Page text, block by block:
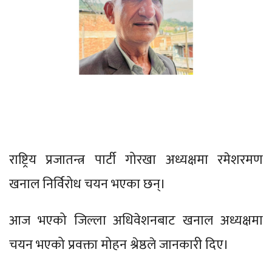
राष्ट्रिय प्रजातन्त्र पार्टी गोरखा अध्यक्षमा रमेशरमण
खनाल निर्विरोध चयन भएका छन्।
आज भएको जिल्ला अधिवेशनबाट खनाल अध्यक्षमा
चयन भएको प्रवक्ता मोहन श्रेष्ठले जानकारी दिए।